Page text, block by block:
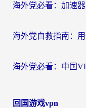
回国游戏vpn